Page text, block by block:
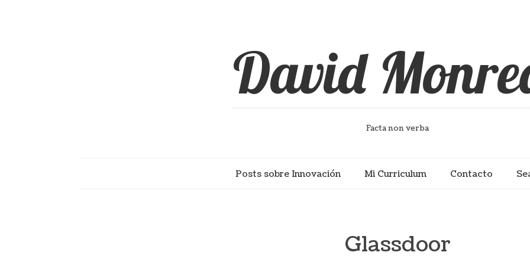
David
Facta non verba
Posts sobre Innovación Mi Curriculum Contacto
Glassdoor